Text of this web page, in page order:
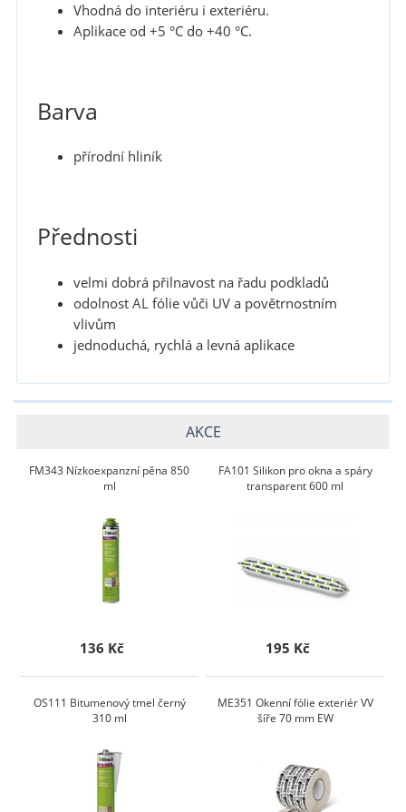
Vhodná do interiéru i exteriéru.
Aplikace od +5 °C do +40 °C.
Barva
přírodní hliník
Přednosti
velmi dobrá přilnavost na řadu podkladů
odolnost AL fólie vůči UV a povětrnostním
vlivům
jednoduchá, rychlá a levná aplikace
AKCE
FM343 Nízkoexpanzní pěna 850
ml
136 Kč
FA101 Silikon pro okna a spáry
transparent 600 ml
195 Kč
OS111 Bitumenový tmel černý
310 ml
ME351 Okenní fólie exteriér VV
šíře 70 mm EW